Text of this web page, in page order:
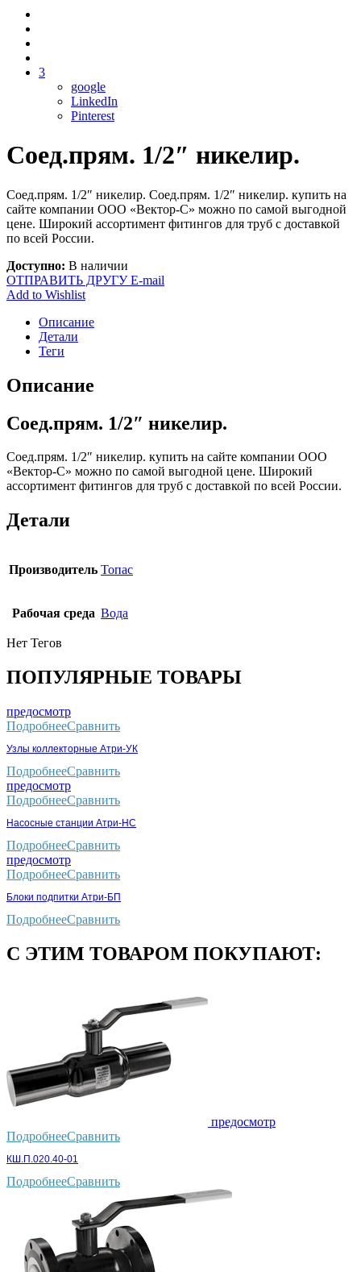
3
google
LinkedIn
Pinterest
Соед.прям. 1/2″ никелир.
Соед.прям. 1/2″ никелир. Соед.прям. 1/2″ никелир. купить на
сайте компании ООО «Вектор-С» можно по самой выгодной
цене. Широкий ассортимент фитингов для труб с доставкой
по всей России.
Доступно: В наличии
ОТПРАВИТЬ ДРУГУ E-mail
Add to Wishlist
Описание
Детали
Теги
Описание
Соед.прям. 1/2″ никелир.
Соед.прям. 1/2″ никелир. купить на сайте компании ООО
«Вектор-С» можно по самой выгодной цене. Широкий
ассортимент фитингов для труб с доставкой по всей России.
Детали
Производитель Топас
Рабочая среда Вода
Нет Тегов
ПОПУЛЯРНЫЕ ТОВАРЫ
предосмотр
ПодробнееСравнить
Узлы коллекторные Атри-УК
ПодробнееСравнить
предосмотр
ПодробнееСравнить
Насосные станции Атри-НС
ПодробнееСравнить
предосмотр
ПодробнееСравнить
Блоки подпитки Атри-БП
ПодробнееСравнить
С ЭТИМ ТОВАРОМ ПОКУПАЮТ:
предосмотр
ПодробнееСравнить
КШ.П.020.40-01
ПодробнееСравнить